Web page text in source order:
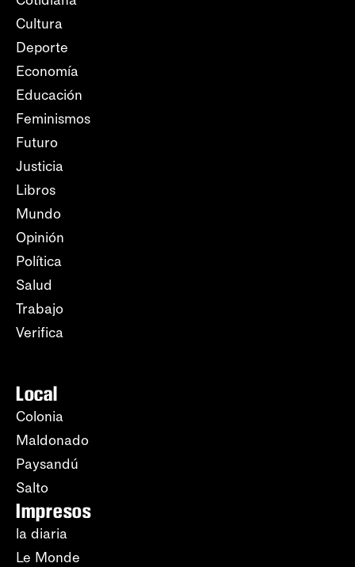
Cultura
Deporte
Economía
Educación
Feminismos
Futuro
Justicia
Libros
Mundo
Opinión
Política
Salud
Trabajo
Verifica
Local
Colonia
Maldonado
Paysandú
Salto
Impresos
la diaria
Le Monde